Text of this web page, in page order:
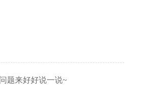
题来好好说一说~